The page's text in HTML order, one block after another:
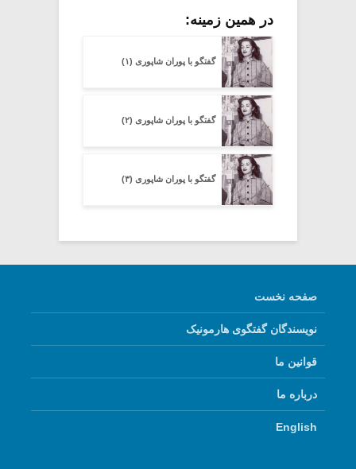
در همین زمینه:
گفتگو با پوران شاپوری (۱)
گفتگو با پوران شاپوری (۲)
گفتگو با پوران شاپوری (۳)
صفحه نخست
نویسندگان گفتگوی هارمونیک
قوانین ما
درباره ما
English